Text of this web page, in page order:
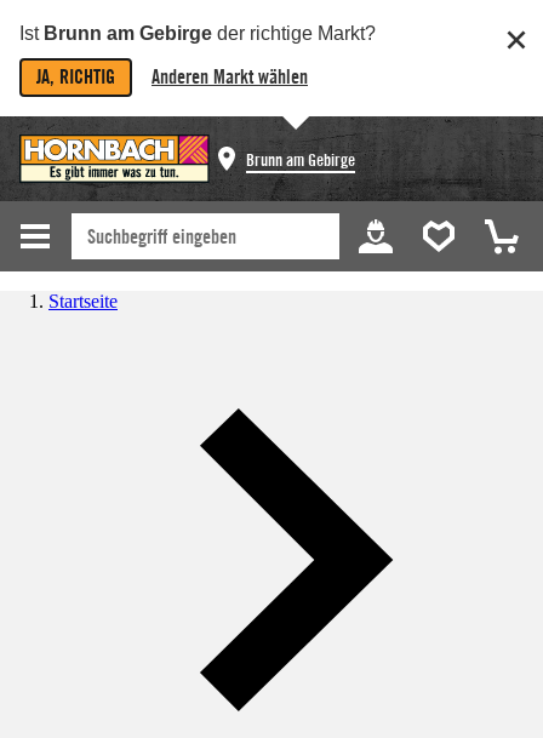
Ist Brunn am Gebirge der richtige Markt?
JA, RICHTIG Anderen Markt wählen
Brunn am Gebirge
Startseite